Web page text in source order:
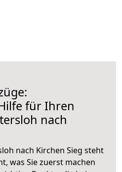
für Ihren
nach
nach Kirchen Sieg steht
was Sie zuerst machen